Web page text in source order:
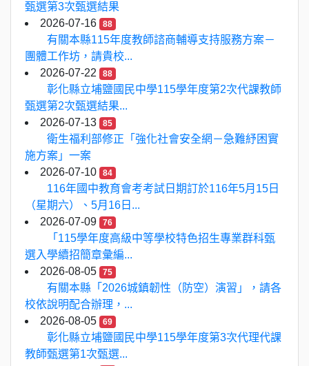
甄選第3次甄選結果
2026-07-16
88
有關本縣115年度教師諮商輔導支持服務方案－
團體工作坊，請貴校...
2026-07-22
88
彰化縣立埔鹽國民中學115學年度第2次代課教師
甄選第2次甄選結果...
2026-07-13
85
衛生福利部修正「強化社會安全網－急難紓困實
施方案」一案
2026-07-10
84
116年國中教育會考考試日期訂於116年5月15日
（星期六）、5月16日...
2026-07-09
76
「115學年度高級中等學校特色招生專業群科甄
選入學續招簡章彙編...
2026-08-05
75
有關本縣「2026城鎮韌性（防空）演習」，請各
校依說明配合辦理，...
2026-08-05
69
彰化縣立埔鹽國民中學115學年度第3次代理代課
教師甄選第1次甄選...